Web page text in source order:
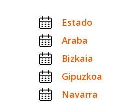
Estado
Araba
Bizkaia
Gipuzkoa
Navarra